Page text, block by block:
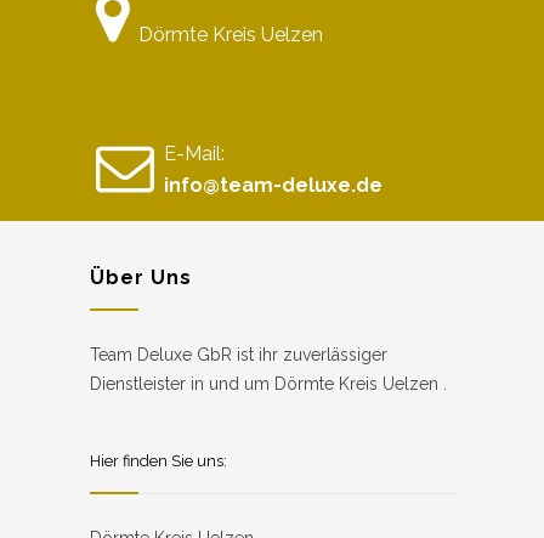
Dörmte Kreis Uelzen
E-Mail:
info@team-deluxe.de
Über Uns
Team Deluxe GbR ist ihr zuverlässiger
Dienstleister in und um Dörmte Kreis Uelzen .
Hier finden Sie uns: